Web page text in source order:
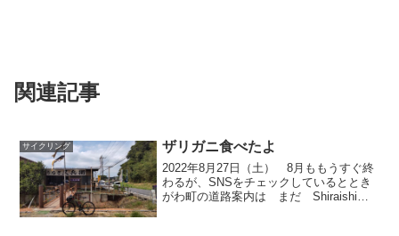
関連記事
サイクリング ザリガニ食べたよ
2022年8月27日（土） 8月ももうすぐ終
わるが、SNSをチェックしているととき
がわ町の道路案内は まだ Shiraishi